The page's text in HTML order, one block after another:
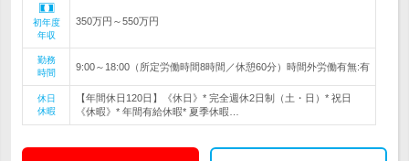
初年度
年収
350万円～550万円
勤務
時間
9:00～18:00（所定労働時間8時間／休憩60分）時間外労働有無:有
休日
休暇
【年間休日120日】《休日》* 完全週休2日制（土・日）* 祝日
《休暇》* 年間有給休暇* 夏季休暇…